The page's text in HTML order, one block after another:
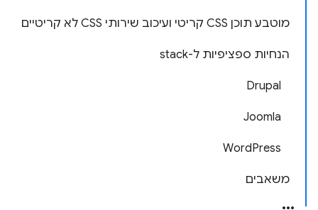
מוטבע תוכן CSS קריטי ועיכוב שירותי CSS לא קריטיים
הנחיות ספציפיות ל-stack
Drupal
Joomla
WordPress
משאבים